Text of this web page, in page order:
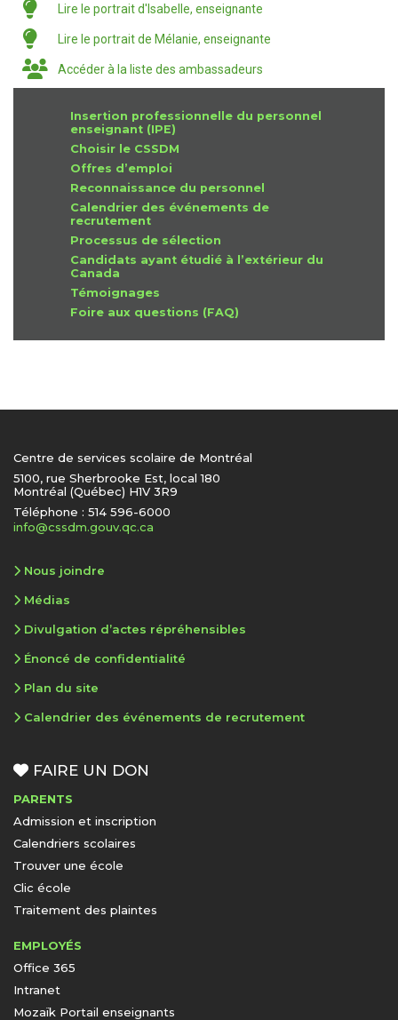
Lire le portrait d'Isabelle, enseignante
Lire le portrait de Mélanie, enseignante
Accéder à la liste des ambassadeurs
Insertion professionnelle du personnel
enseignant (IPE)
Choisir le CSSDM
Offres d’emploi
Reconnaissance du personnel
Calendrier des événements de
recrutement
Processus de sélection
Candidats ayant étudié à l’extérieur du
Canada
Témoignages
Foire aux questions (FAQ)
Centre de services scolaire de Montréal
5100, rue Sherbrooke Est, local 180
Montréal (Québec) H1V 3R9
Téléphone : 514 596-6000
info@cssdm.gouv.qc.ca
Nous joindre
Médias
Divulgation d’actes répréhensibles
Énoncé de confidentialité
Plan du site
Calendrier des événements de recrutement
FAIRE UN DON
PARENTS
Admission et inscription
Calendriers scolaires
Trouver une école
Clic école
Traitement des plaintes
EMPLOYÉS
Office 365
Intranet
Mozaïk Portail enseignants